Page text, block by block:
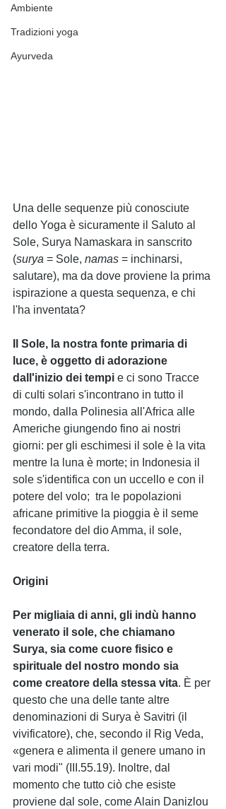
Ambiente
Tradizioni yoga
Ayurveda
Una delle sequenze più conosciute
dello Yoga è sicuramente il Saluto al
Sole, Surya Namaskara in sanscrito
(surya = Sole, namas = inchinarsi,
salutare), ma da dove proviene la prima
ispirazione a questa sequenza, e chi
l'ha inventata?
Il Sole, la nostra fonte primaria di
luce, è oggetto di adorazione
dall'inizio dei tempi e ci sono Tracce
di culti solari s'incontrano in tutto il
mondo, dalla Polinesia all'Africa alle
Americhe giungendo fino ai nostri
giorni: per gli eschimesi il sole è la vita
mentre la luna è morte; in Indonesia il
sole s'identifica con un uccello e con il
potere del volo;  tra le popolazioni
africane primitive la pioggia è il seme
fecondatore del dio Amma, il sole,
creatore della terra.
Origini
Per migliaia di anni, gli indù hanno
venerato il sole, che chiamano
Surya, sia come cuore fisico e
spirituale del nostro mondo sia
come creatore della stessa vita. È per
questo che una delle tante altre
denominazioni di Surya è Savitri (il
vivificatore), che, secondo il Rig Veda,
«genera e alimenta il genere umano in
vari modi" (III.55.19). Inoltre, dal
momento che tutto ciò che esiste
proviene dal sole, come Alain Danizlou